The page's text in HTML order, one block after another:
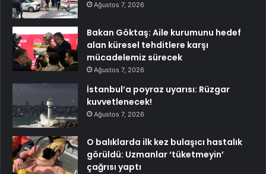
Ağustos 7, 2026
Bakan Göktaş: Aile kurumunu hedef
alan küresel tehditlere karşı
mücadelemiz sürecek
Ağustos 7, 2026
İstanbul’a poyraz uyarısı: Rüzgar
kuvvetlenecek!
Ağustos 7, 2026
O balıklarda ilk kez bulaşıcı hastalık
görüldü: Uzmanlar ‘tüketmeyin’
çağrısı yaptı